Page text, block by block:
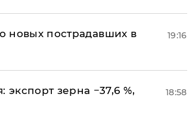
новых пострадавших в
19:16
зерна −37,6 %,
18:58